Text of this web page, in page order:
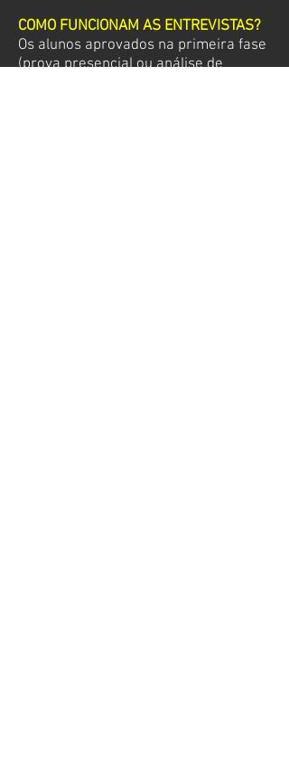
COMO FUNCIONAM AS ENTREVISTAS?
Os alunos aprovados na primeira fase
(prova presencial ou análise de